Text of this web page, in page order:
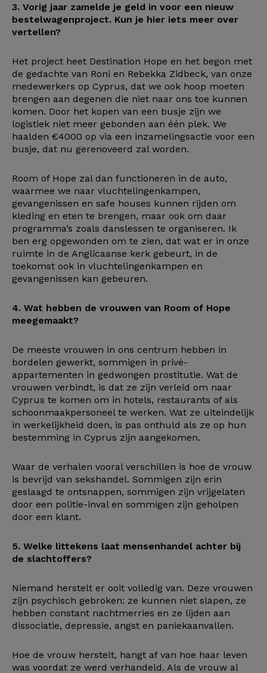
3. Vorig jaar zamelde je geld in voor een nieuw
bestelwagenproject. Kun je hier iets meer over
vertellen?
Het project heet Destination Hope en het begon met
de gedachte van Roni en Rebekka Zidbeck, van onze
medewerkers op Cyprus, dat we ook hoop moeten
brengen aan degenen die niet naar ons toe kunnen
komen. Door het kopen van een busje zijn we
logistiek niet meer gebonden aan één plek. We
haalden €4000 op via een inzamelingsactie voor een
busje, dat nu gerenoveerd zal worden.
Room of Hope zal dan functioneren in de auto,
waarmee we naar vluchtelingenkampen,
gevangenissen en safe houses kunnen rijden om
kleding en eten te brengen, maar ook om daar
programma’s zoals danslessen te organiseren. Ik
ben erg opgewonden om te zien, dat wat er in onze
ruimte in de Anglicaanse kerk gebeurt, in de
toekomst ook in vluchtelingenkampen en
gevangenissen kan gebeuren.
4. Wat hebben de vrouwen van Room of Hope
meegemaakt?
De meeste vrouwen in ons centrum hebben in
bordelen gewerkt, sommigen in privé-
appartementen in gedwongen prostitutie. Wat de
vrouwen verbindt, is dat ze zijn verleid om naar
Cyprus te komen om in hotels, restaurants of als
schoonmaakpersoneel te werken. Wat ze uiteindelijk
in werkelijkheid doen, is pas onthuld als ze op hun
bestemming in Cyprus zijn aangekomen.
Waar de verhalen vooral verschillen is hoe de vrouw
is bevrijd van sekshandel. Sommigen zijn erin
geslaagd te ontsnappen, sommigen zijn vrijgelaten
door een politie-inval en sommigen zijn geholpen
door een klant.
5. Welke littekens laat mensenhandel achter bij
de slachtoffers?
Niemand herstelt er ooit volledig van. Deze vrouwen
zijn psychisch gebroken: ze kunnen niet slapen, ze
hebben constant nachtmerries en ze lijden aan
dissociatie, depressie, angst en paniekaanvallen.
Hoe de vrouw herstelt, hangt af van hoe haar leven
was voordat ze werd verhandeld. Als de vrouw al